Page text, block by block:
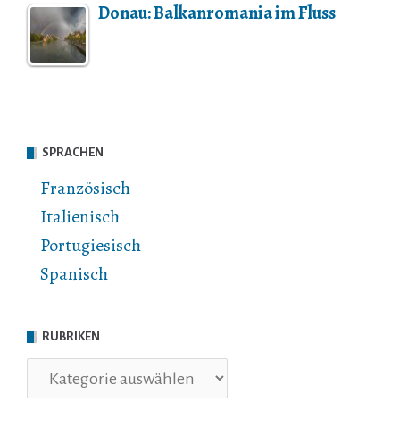
Donau: Balkanromania im Fluss
SPRACHEN
Französisch
Italienisch
Portugiesisch
Spanisch
RUBRIKEN
Rubriken